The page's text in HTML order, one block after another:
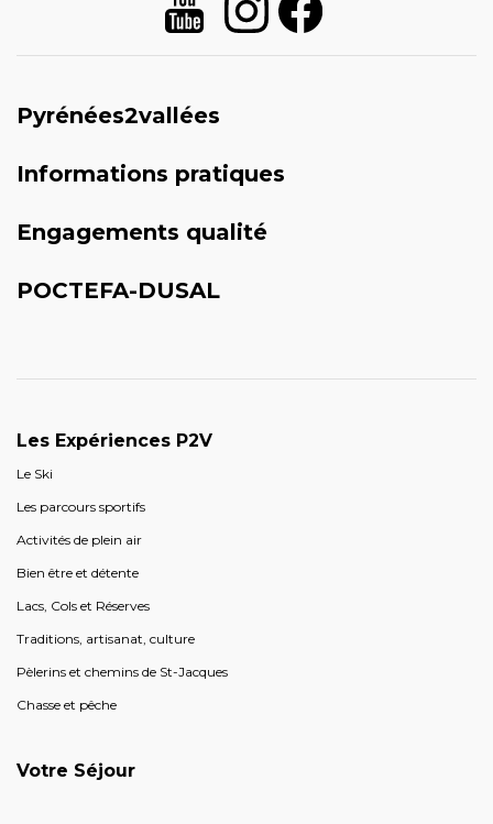
Pyrénées2vallées
Informations pratiques
Engagements qualité
POCTEFA-DUSAL
Les Expériences P2V
Le Ski
Les parcours sportifs
Activités de plein air
Bien être et détente
Lacs, Cols et Réserves
Traditions, artisanat, culture
Pèlerins et chemins de St-Jacques
Chasse et pêche
Votre Séjour